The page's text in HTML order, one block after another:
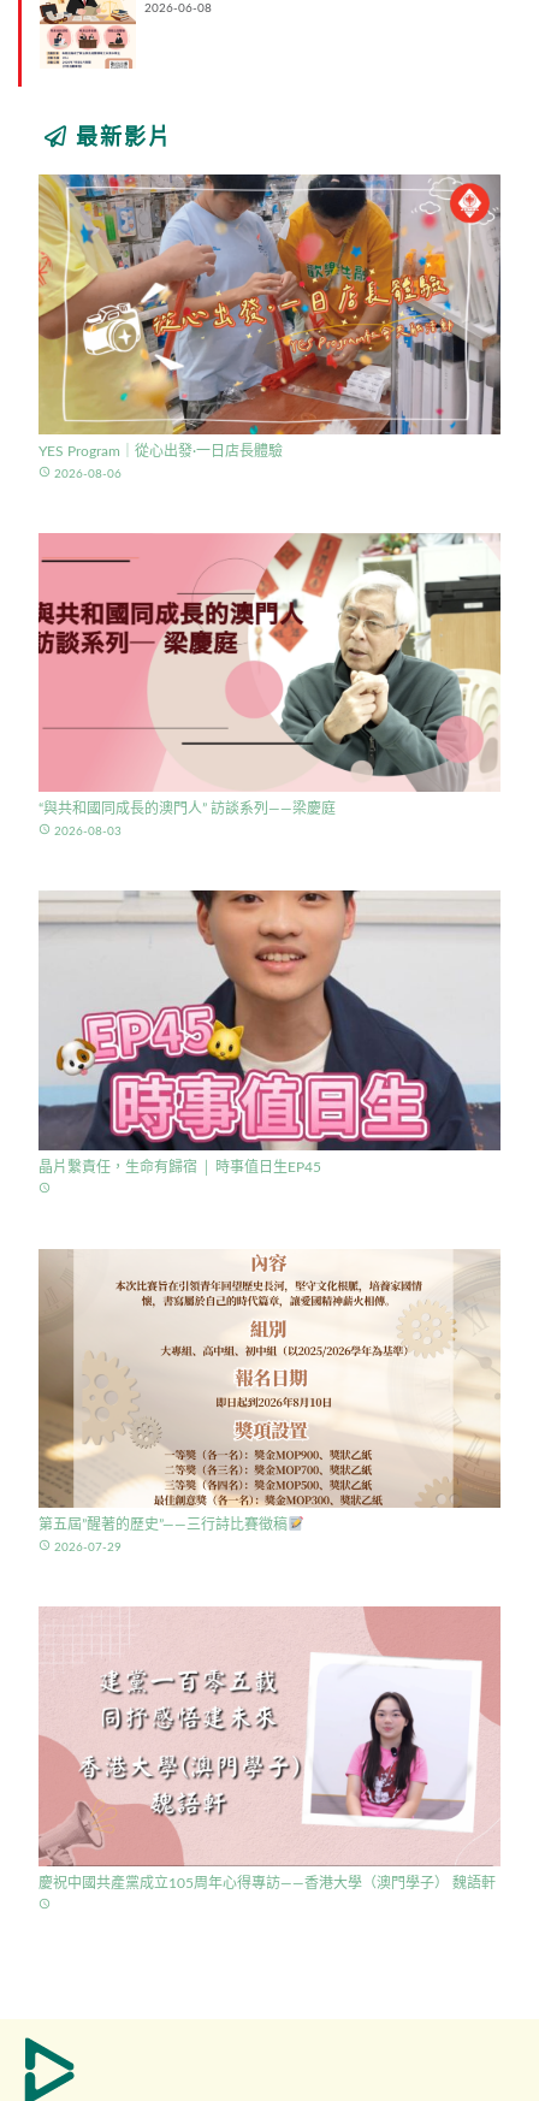
2026-06-08
最新影片
YES Program｜從心出發·一日店長體驗
access_time 2026-08-06
“與共和國同成長的澳門人” 訪談系列——梁慶庭
access_time 2026-08-03
晶片繫責任，生命有歸宿 │ 時事值日生EP45
access_time
第五屆”醒著的歷史”——三行詩比賽徵稿
access_time 2026-07-29
慶祝中國共產黨成立105周年心得專訪——香港大學（澳門學子） 魏語軒
access_time